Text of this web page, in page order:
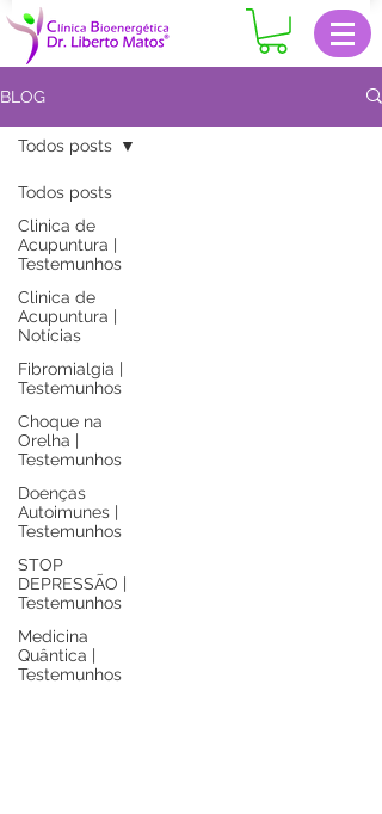
BLOG
Todos posts
Clinica de
Acupuntura |
Testemunhos
Clinica de
Acupuntura |
Notícias
Fibromialgia |
Testemunhos
Choque na
Orelha |
Testemunhos
Doenças
Autoimunes |
Testemunhos
STOP
DEPRESSÃO |
Testemunhos
Medicina
Quântica |
Testemunhos
Todos posts